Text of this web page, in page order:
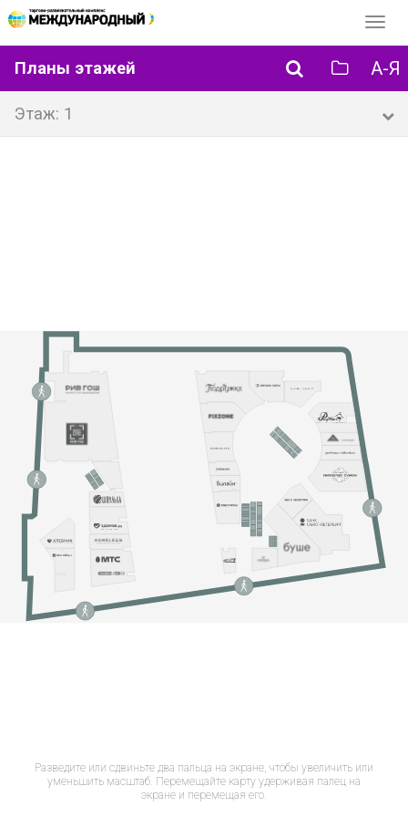
Планы этажей А-Я
Этаж: 1
Разведите или сдвиньте два пальца на экране, чтобы увеличить или
уменьшить масштаб. Перемещайте карту удерживая палец на
экране и перемещая его.